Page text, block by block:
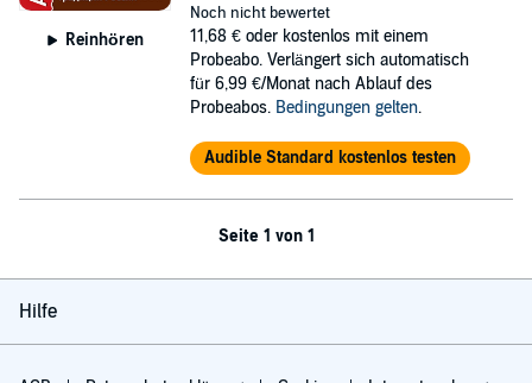
Reinhören
Noch nicht bewertet
11,68 € oder kostenlos mit einem
Probeabo. Verlängert sich automatisch
für 6,99 €/Monat nach Ablauf des
Probeabos. Bedingungen gelten.
Audible Standard kostenlos testen
Seite 1 von 1
Hilfe